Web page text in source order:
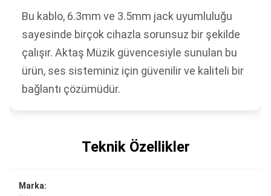
Bu kablo, 6.3mm ve 3.5mm jack uyumluluğu
sayesinde birçok cihazla sorunsuz bir şekilde
çalışır. Aktaş Müzik güvencesiyle sunulan bu
ürün, ses sisteminiz için güvenilir ve kaliteli bir
bağlantı çözümüdür.
Teknik Özellikler
Marka: